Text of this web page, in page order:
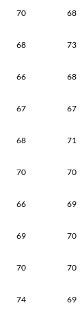
70 68
68 73
66 68
67 67
68 71
70 70
66 69
69 70
70 70
74 69